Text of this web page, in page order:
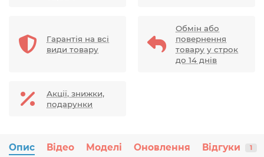
Гарантія на всі
види товару
Обмін або
повернення
товару у строк
до 14 днів
Акції, знижки,
подарунки
Опис Відео Моделі Оновлення Відгуки 1